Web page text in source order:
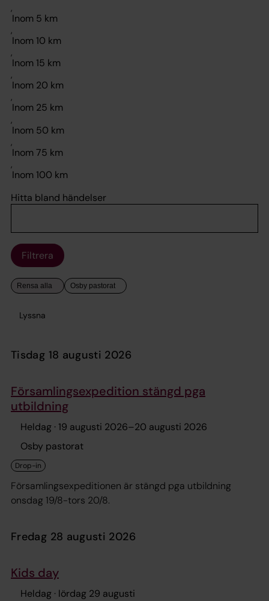
,
,
,
,
,
,
,
,
Hitta bland händelser
Filtrera
Lyssna
tisdag 18 augusti 2026
Församlingsexpedition stängd pga
utbildning
Heldag · 19 augusti 2026–20 augusti 2026
Osby pastorat
Församlingsexpeditionen är stängd pga utbildning
onsdag 19/8-tors 20/8.
fredag 28 augusti 2026
Kids day
Heldag · lördag 29 augusti